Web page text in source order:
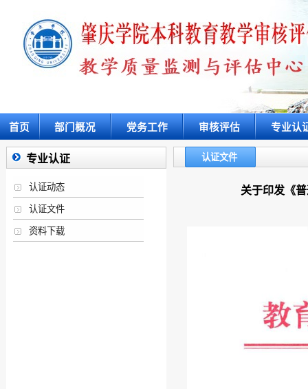
首页 部门概况 党务工作 审核评估 专业认
专业认证
认证动态
认证文件
资料下载
认证文件
关于印发《